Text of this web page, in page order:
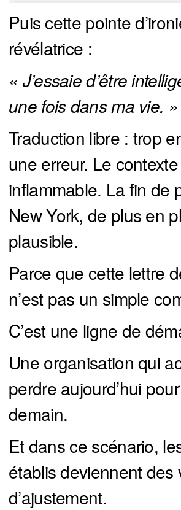
Puis cette pointe
révélatrice :
« J’essaie d’être
une fois dans ma vie. »
Traduction libre : trop
une erreur. Le
inflammable. La fin de
New York, de plus en
plausible.
Parce que cette lettre
n’est pas un simple
C’est une ligne de
Une organisation qui
perdre aujourd’hui
demain.
Et dans ce scénario,
établis deviennent des
d’ajustement.